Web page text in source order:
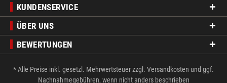
KUNDENSERVICE
ÜBER UNS
BEWERTUNGEN
* Alle Preise inkl. gesetzl. Mehrwertsteuer zzgl. Versandkosten und ggf.
Nachnahmegebühren, wenn nicht anders beschrieben